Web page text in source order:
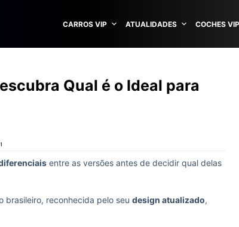
CARROS VIP ATUALIDADES COCHES VIP
Qual é o Ideal para
entre as versões antes de decidir qual delas
brasileiro, reconhecida pelo seu design atualizado,